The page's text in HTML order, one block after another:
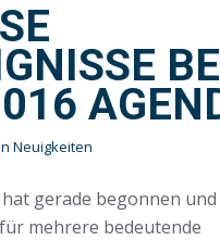
Neuigkeiten
hat gerade begonnen
mehrere bedeutende